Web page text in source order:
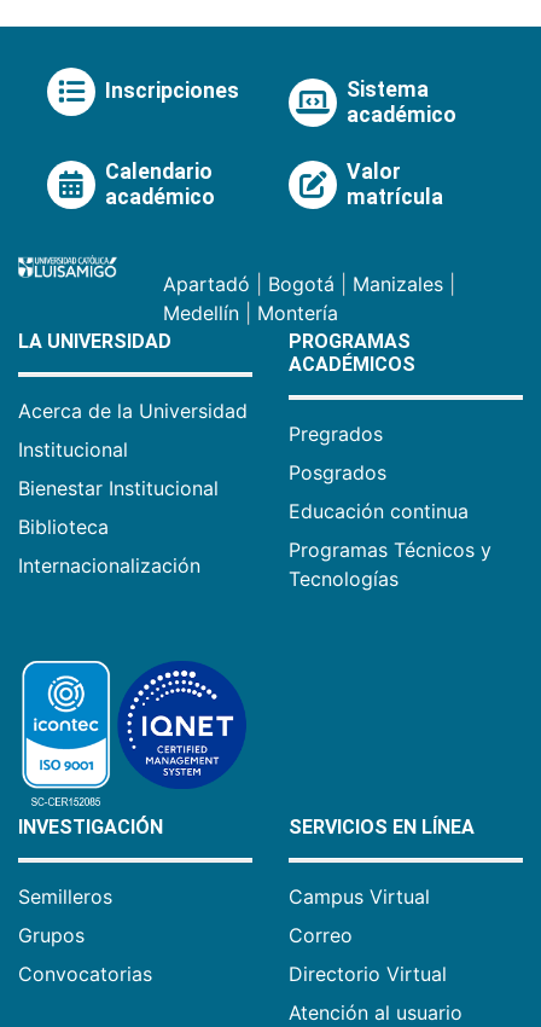
Inscripciones
Sistema
académico
Calendario
académico
Valor
matrícula
Apartadó Bogotá Manizales
Medellín
Montería
LA UNIVERSIDAD
Acerca de la Universidad
Institucional
Bienestar Institucional
Biblioteca
Internacionalización
PROGRAMAS
ACADÉMICOS
Pregrados
Posgrados
Educación continua
Programas Técnicos y
Tecnologías
INVESTIGACIÓN
Semilleros
Grupos
Convocatorias
SERVICIOS EN LÍNEA
Campus Virtual
Correo
Directorio Virtual
Atención al usuario